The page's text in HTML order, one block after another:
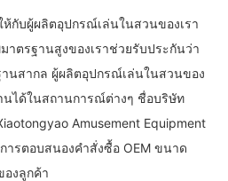
ห้กับผู้ผลิตอุปกรณ์เล่นในสวนของเรา
ตรฐานสูงของเราช่วยรับประกันว่า
นสากล ผู้ผลิตอุปกรณ์เล่นในสวนของ
นได้ในสถานการณ์ต่างๆ ชื่อบริษัท
Amusement Equipment
ารตอบสนองคำสั่งซื้อ OEM ขนาด
งลูกค้า